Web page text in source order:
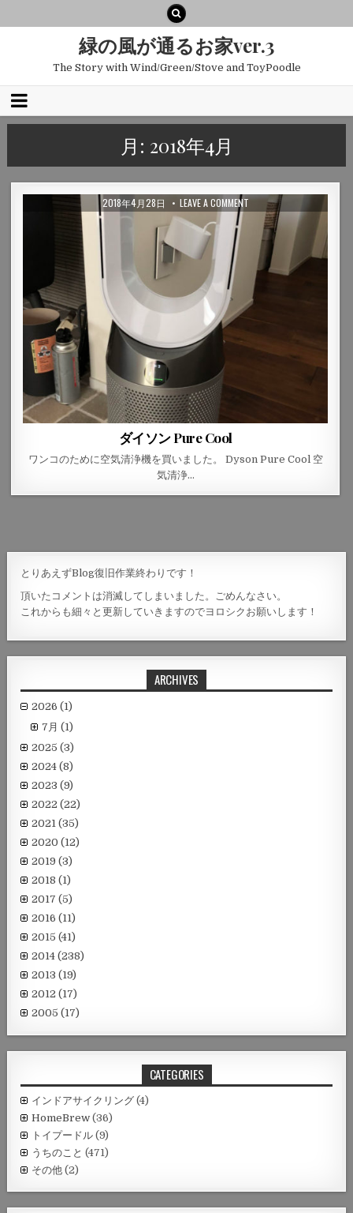
緑の風が通るお家ver.3
The Story with Wind/Green/Stove and ToyPoodle
月: 2018年4月
2018年4月28日 LEAVE A COMMENT
ダイソン Pure Cool
ワンコのために空気清浄機を買いました。 Dyson Pure Cool 空
気清浄…
とりあえずBlog復旧作業終わりです！
頂いたコメントは消滅してしまいました。ごめんなさい。
これからも細々と更新していきますのでヨロシクお願いします！
ARCHIVES
2026(1)
7月(1)
2025(3)
2024(8)
2023(9)
2022(22)
2021(35)
2020(12)
2019(3)
2018(1)
2017(5)
2016(11)
2015(41)
2014(238)
2013(19)
2012(17)
2005(17)
CATEGORIES
インドアサイクリング (4)
HomeBrew (36)
トイプードル (9)
うちのこと (471)
その他 (2)